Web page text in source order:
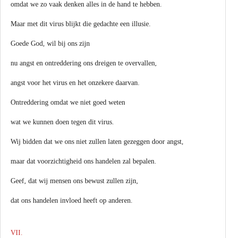
omdat we zo vaak denken alles in de hand te hebben.
Maar met dit virus blijkt die gedachte een illusie.
Goede God, wil bij ons zijn
nu angst en ontreddering ons dreigen te overvallen,
angst voor het virus en het onzekere daarvan.
Ontreddering omdat we niet goed weten
wat we kunnen doen tegen dit virus.
Wij bidden dat we ons niet zullen laten gezeggen door angst,
maar dat voorzichtigheid ons handelen zal bepalen.
Geef, dat wij mensen ons bewust zullen zijn,
dat ons handelen invloed heeft op anderen.
VII.